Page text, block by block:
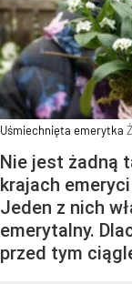
Uśmiechnięta emerytka
Nie jest żadną
krajach
Jeden z nich
emerytalny.
przed tym